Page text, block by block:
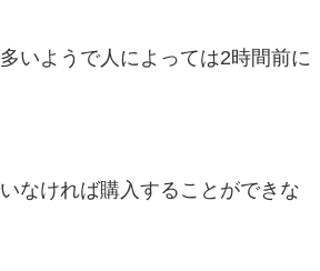
いようで人によっては2時間前に
なければ購入することができな